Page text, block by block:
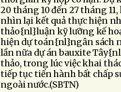
20 tháng 10 đến 27 tháng
nhìn lại kết quả thực hiện
thảo{nl}luận kỹ lưỡng kế
hiện dự toán{nl}ngân sách
lần nữa dự án bauxite
thảo, trong lúc việc khai
tiếp tục tiến hành bất chấp
ngoài nước.(SBTN)